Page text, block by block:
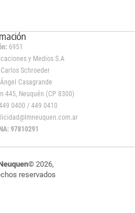
6951
y Medios S.A
Schroeder
Casagrande
445, Neuquén (CP 8300)
0400 / 449 0410
97810291
© 2026,
reservados